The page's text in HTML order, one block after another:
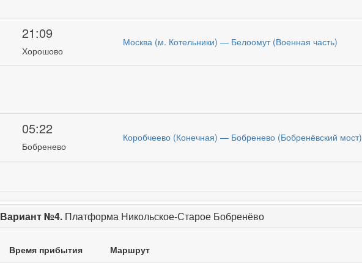
21:09
Хорошово
Москва (м. Котельники) — Белоомут (Военная часть)
05:22
Бобренево
Коробчеево (Конечная) — Бобренево (Бобренёвский мост)
Вариант №4. Платформа Никольское-Старое Бобренёво
Время прибытия Маршрут